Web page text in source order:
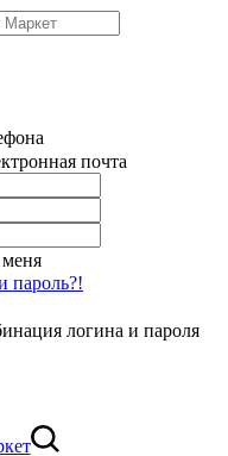
почта
пароль?!
логина и пароля